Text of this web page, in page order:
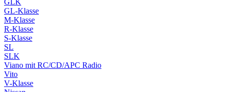
GLK
GL-Klasse
M-Klasse
R-Klasse
S-Klasse
SL
SLK
Viano mit RC/CD/APC Radio
Vito
V-Klasse